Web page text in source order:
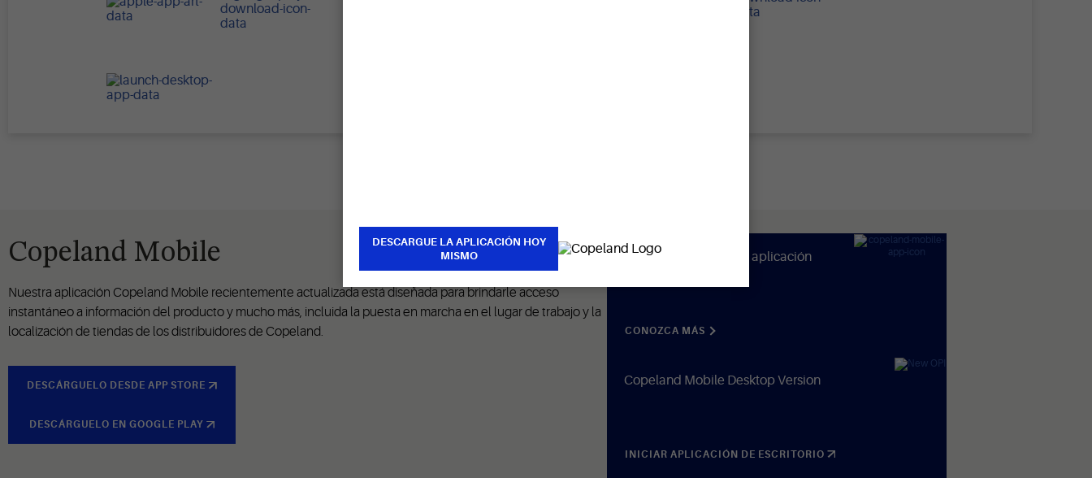
DESCARGUE LA APLICACIÓN HOY
MISMO
Copeland Mobile
Nuestra aplicación Copeland Mobile recientemente actualizada está diseñada para brindarle acceso
instantáneo a información del producto y mucho más, incluida la puesta en marcha en el lugar de trabajo y la
localización de tiendas de los distribuidores de Copeland.
DESCÁRGUELO DESDE APP STORE
DESCÁRGUELO EN GOOGLE PLAY
Aprenda más sobre la aplicación
CONOZCA MÁS
Copeland Mobile Desktop Version
INICIAR APLICACIÓN DE ESCRITORIO